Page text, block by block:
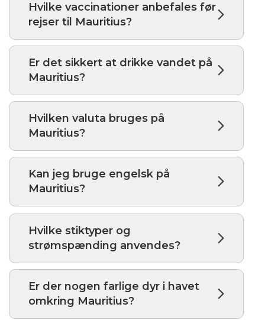
Hvilke vaccinationer anbefales før
rejser til Mauritius?
Er det sikkert at drikke vandet på
Mauritius?
Hvilken valuta bruges på
Mauritius?
Kan jeg bruge engelsk på
Mauritius?
Hvilke stiktyper og
strømspænding anvendes?
Er der nogen farlige dyr i havet
omkring Mauritius?